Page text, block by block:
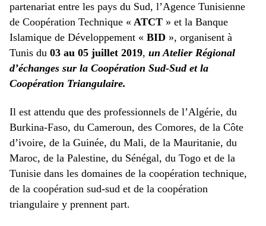
partenariat entre les pays du Sud, l’Agence Tunisienne
de Coopération Technique « ATCT » et la Banque
Islamique de Développement « BID », organisent à
Tunis du 03 au 05 juillet 2019, un Atelier Régional
d’échanges sur la Coopération Sud-Sud et la
Coopération Triangulaire.
Il est attendu que des professionnels de l’Algérie, du
Burkina-Faso, du Cameroun, des Comores, de la Côte
d’ivoire, de la Guinée, du Mali, de la Mauritanie, du
Maroc, de la Palestine, du Sénégal, du Togo et de la
Tunisie dans les domaines de la coopération technique,
de la coopération sud-sud et de la coopération
triangulaire y prennent part.